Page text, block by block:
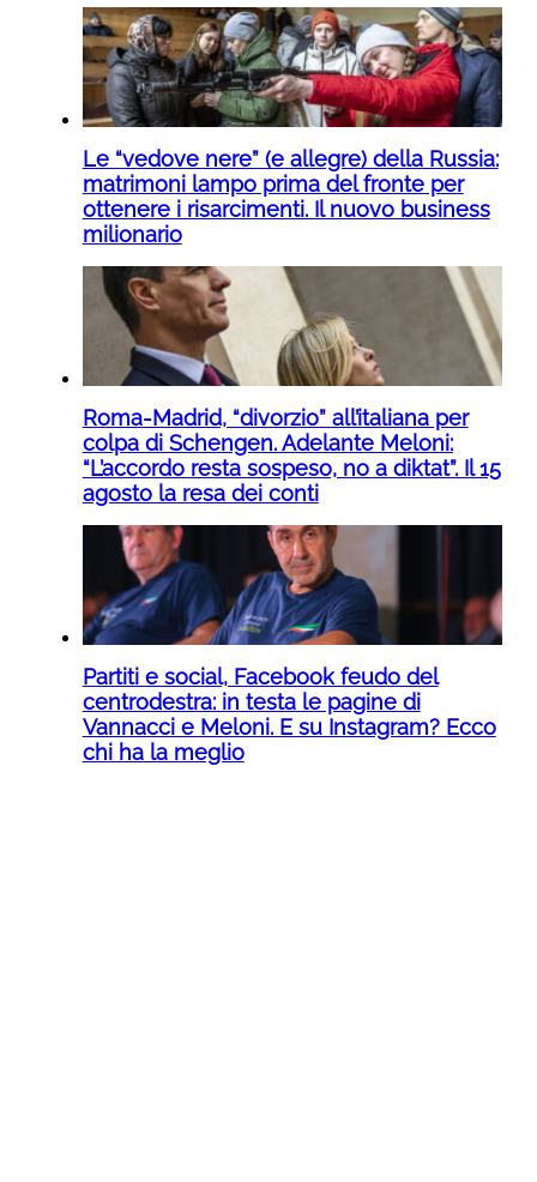
Le “vedove nere” (e allegre) della Russia:
matrimoni lampo prima del fronte per
ottenere i risarcimenti. Il nuovo business
milionario
Roma-Madrid, “divorzio” all’italiana per
colpa di Schengen. Adelante Meloni:
“L’accordo resta sospeso, no a diktat”. Il 15
agosto la resa dei conti
Partiti e social, Facebook feudo del
centrodestra: in testa le pagine di
Vannacci e Meloni. E su Instagram? Ecco
chi ha la meglio